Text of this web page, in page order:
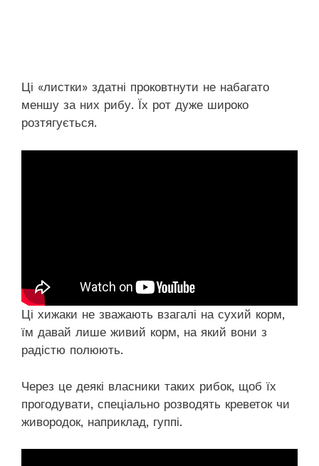
Ці «листки» здатні проковтнути не набагато
меншу за них рибу. Їх рот дуже широко
розтягується.
Ці хижаки не зважають взагалі на сухий корм,
їм давай лише живий корм, на який вони з
радістю полюють.
Через це деякі власники таких рибок, щоб їх
прогодувати, спеціально розводять креветок чи
живородок, наприклад, гуппі.